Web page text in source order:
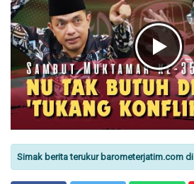
Simak berita terukur barometerjatim.com di